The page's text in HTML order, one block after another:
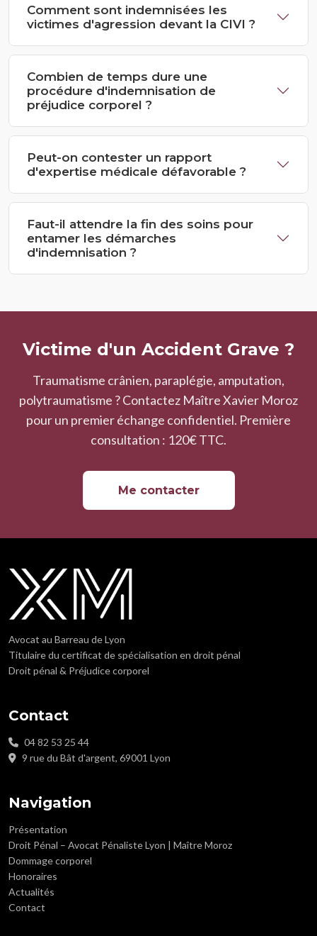
Comment sont indemnisées les
victimes d'agression devant la CIVI ?
Combien de temps dure une
procédure d'indemnisation de
préjudice corporel ?
Peut-on contester un rapport
d'expertise médicale défavorable ?
Faut-il attendre la fin des soins pour
entamer les démarches
d'indemnisation ?
Victime d'un Accident Grave ?
Traumatisme crânien, paraplégie, amputation,
polytraumatisme ? Contactez Maître Xavier Moroz
pour un premier échange confidentiel. Première
consultation : 120€ TTC.
Me contacter
Avocat au Barreau de Lyon
Titulaire du certificat de spécialisation en droit pénal
Droit pénal & Préjudice corporel
Contact
04 82 53 25 44
9 rue du Bât d'argent, 69001 Lyon
Navigation
Présentation
Droit Pénal – Avocat Pénaliste Lyon | Maître Moroz
Dommage corporel
Honoraires
Actualités
Contact